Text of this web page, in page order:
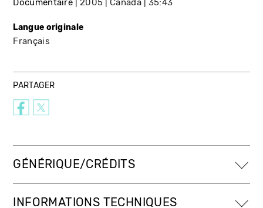
Documentaire 2005 Canada 35:43
Langue originale
Français
PARTAGER
GÉNÉRIQUE/CRÉDITS
INFORMATIONS TECHNIQUES